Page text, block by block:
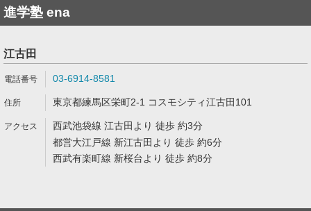
進学塾 ena
江古田
03-6914-8581
東京都練馬区栄町2-1 コスモシティ江古田101
西武池袋線 江古田より 徒歩 約3分
都営大江戸線 新江古田より 徒歩 約6分
西武有楽町線 新桜台より 徒歩 約8分